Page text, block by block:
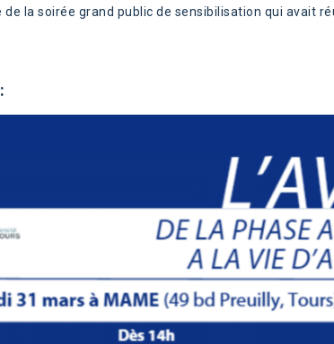
la soirée grand public de sensibilisation qui avait